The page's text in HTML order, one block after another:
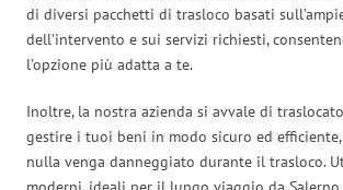
di diversi pacchetti di trasloco basati
dell’intervento e sui servizi richiesti,
l’opzione più adatta a te.
Inoltre, la nostra azienda si avvale di
gestire i tuoi beni in modo sicuro ed
nulla venga danneggiato durante il trasloco.